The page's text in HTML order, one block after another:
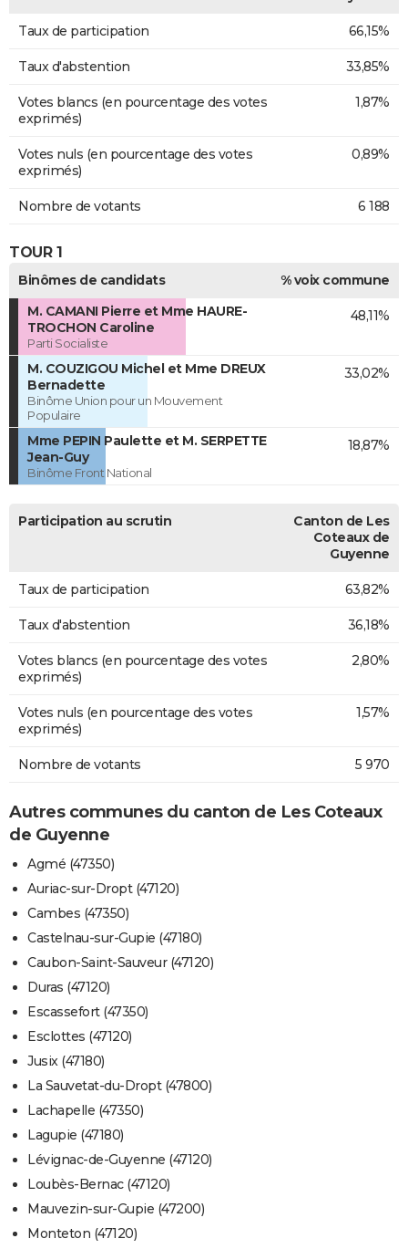
Taux de participation 66,15%
Taux d'abstention 33,85%
Votes blancs (en pourcentage des votes
exprimés)
1,87%
Votes nuls (en pourcentage des votes
exprimés)
0,89%
Nombre de votants 6 188
TOUR 1
Binômes de candidats
% voix commune
M. CAMANI Pierre et Mme HAURE-
TROCHON Caroline
Parti Socialiste
48,11%
M. COUZIGOU Michel et Mme DREUX
Bernadette
Binôme Union pour un Mouvement
Populaire
33,02%
Mme PEPIN Paulette et M. SERPETTE
Jean-Guy
Binôme Front National
18,87%
Participation au scrutin
Canton de Les
Coteaux de
Guyenne
Taux de participation 63,82%
Taux d'abstention 36,18%
Votes blancs (en pourcentage des votes
exprimés)
2,80%
Votes nuls (en pourcentage des votes
exprimés)
1,57%
Nombre de votants 5 970
Autres communes du canton de Les Coteaux
de Guyenne
Agmé (47350)
Auriac-sur-Dropt (47120)
Cambes (47350)
Castelnau-sur-Gupie (47180)
Caubon-Saint-Sauveur (47120)
Duras (47120)
Escassefort (47350)
Esclottes (47120)
Jusix (47180)
La Sauvetat-du-Dropt (47800)
Lachapelle (47350)
Lagupie (47180)
Lévignac-de-Guyenne (47120)
Loubès-Bernac (47120)
Mauvezin-sur-Gupie (47200)
Monteton (47120)